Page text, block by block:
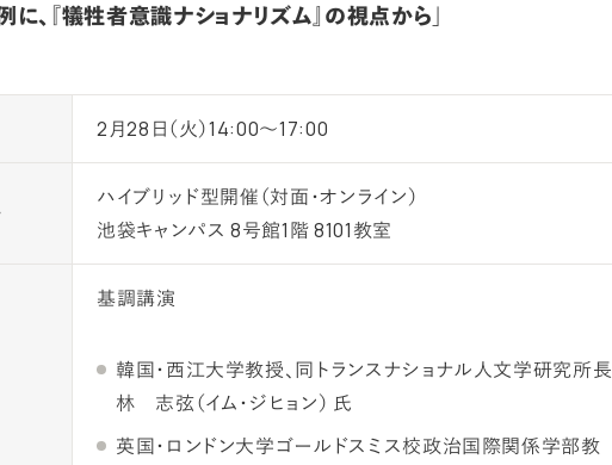
に、『犠牲者意識ナショナリズム』の視点から」
2月28日（火）14:00～17:00
ハイブリッド型開催（対面・オンライン）
池袋キャンパス 8号館1階 8101教室
基調講演
韓国・西江大学教授、同トランスナショナル人文学研究所長
林 志弦（イム・ジヒョン） 氏
英国・ロンドン大学ゴールドスミス校政治国際関係学部教